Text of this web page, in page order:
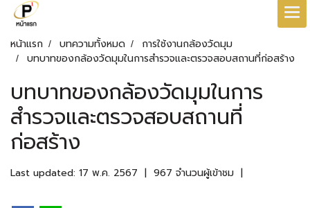
หน้าแรก บทความทั้งหมด
การใช้งานกล้องวัดมุม
บทบาทของกล้องวัดมุมในการสำรวจและตรวจสอบสถานที่ก่อสร้าง
บทบาทของกล้องวัดมุมในการ
สำรวจและตรวจสอบสถานที่
ก่อสร้าง
Last updated: 17 พ.ค. 2567 | 967 จำนวนผู้เข้าชม |